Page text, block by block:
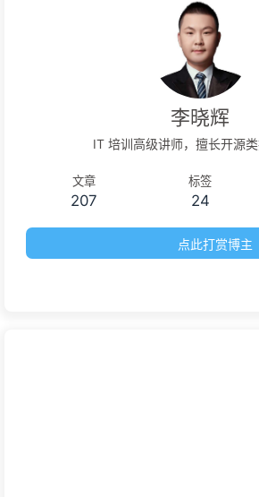
李晓辉
IT 培训高级讲师，擅长开源
文章
207
标签
24
点此打赏博主